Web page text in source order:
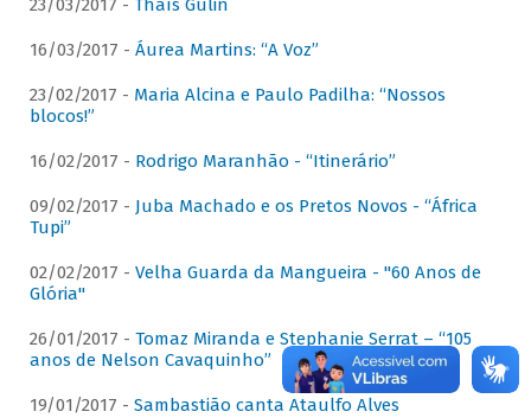
23/03/2017 - Thaís Gulin
16/03/2017 - Áurea Martins: “A Voz”
23/02/2017 - Maria Alcina e Paulo Padilha: “Nossos
blocos!”
16/02/2017 - Rodrigo Maranhão - “Itinerário”
09/02/2017 - Juba Machado e os Pretos Novos - “África
Tupi”
02/02/2017 - Velha Guarda da Mangueira - "60 Anos de
Glória"
26/01/2017 - Tomaz Miranda e Stephanie Serrat – “105
anos de Nelson Cavaquinho”
19/01/2017 - Sambastião canta Ataulfo Alves